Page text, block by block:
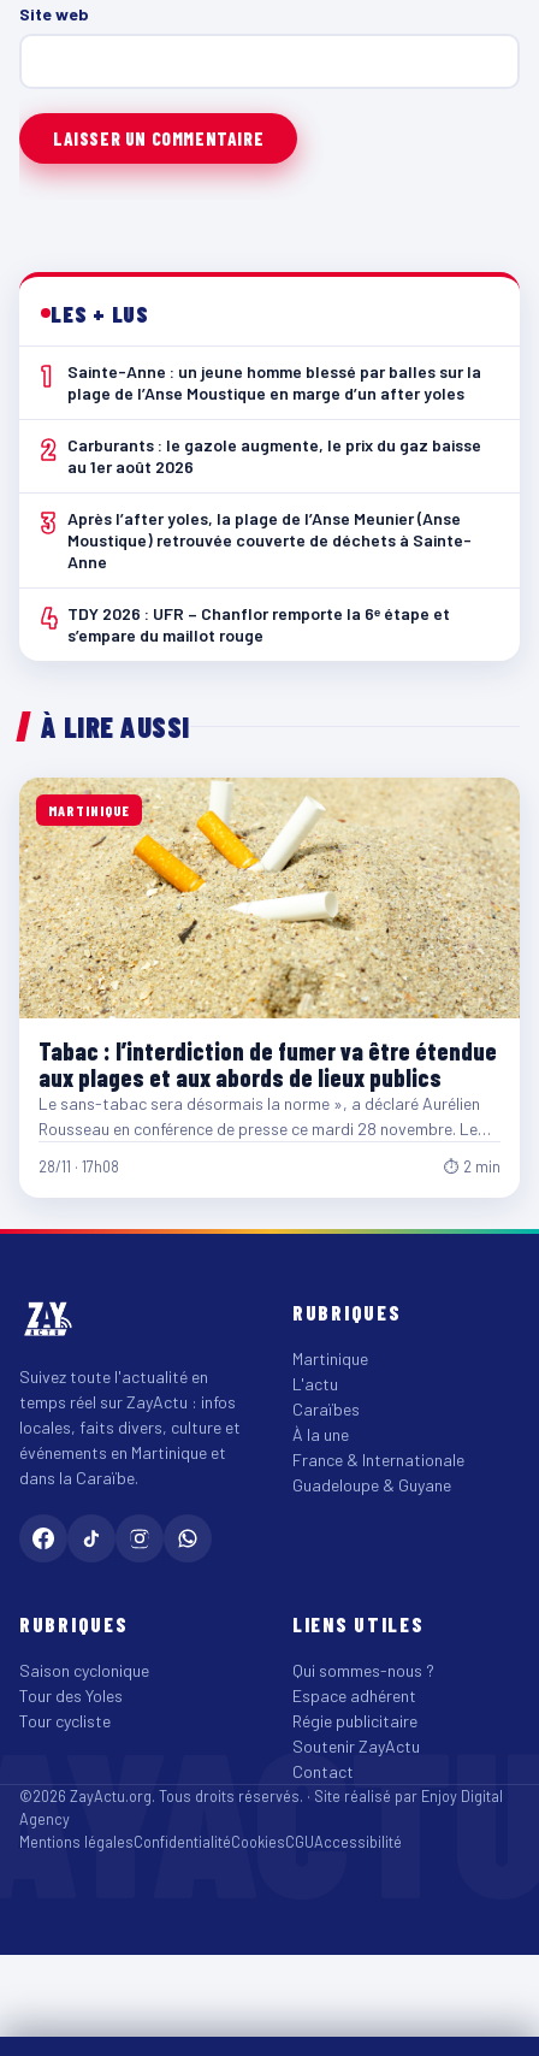
Site web
LES + LUS
1
Sainte-Anne : un jeune homme blessé par balles sur la
plage de l’Anse Moustique en marge d’un after yoles
2
Carburants : le gazole augmente, le prix du gaz baisse
au 1er août 2026
3 Après l’after yoles, la plage de l’Anse Meunier (Anse
Moustique) retrouvée couverte de déchets à Sainte-
Anne
4 TDY 2026 : UFR – Chanflor remporte la 6ᵉ étape et
s’empare du maillot rouge
À LIRE AUSSI
MARTINIQUE
Tabac : l’interdiction de fumer va être étendue
aux plages et aux abords de lieux publics
Le sans-tabac sera désormais la norme », a déclaré Aurélien
Rousseau en conférence de presse ce mardi 28 novembre. Le…
28/11 · 17h08 ⏱ 2 min
Suivez toute l'actualité en
temps réel sur ZayActu : infos
locales, faits divers, culture et
événements en Martinique et
dans la Caraïbe.
RUBRIQUES
Martinique
L'actu
Caraïbes
À la une
France & Internationale
Guadeloupe & Guyane
RUBRIQUES
Saison cyclonique
Tour des Yoles
Tour cycliste
LIENS UTILES
Qui sommes-nous ?
Espace adhérent
Régie publicitaire
Soutenir ZayActu
Contact
©2026 ZayActu.org. Tous droits réservés. · Site réalisé par Enjoy Digital
Agency
Mentions légalesConfidentialitéCookiesCGUAccessibilité